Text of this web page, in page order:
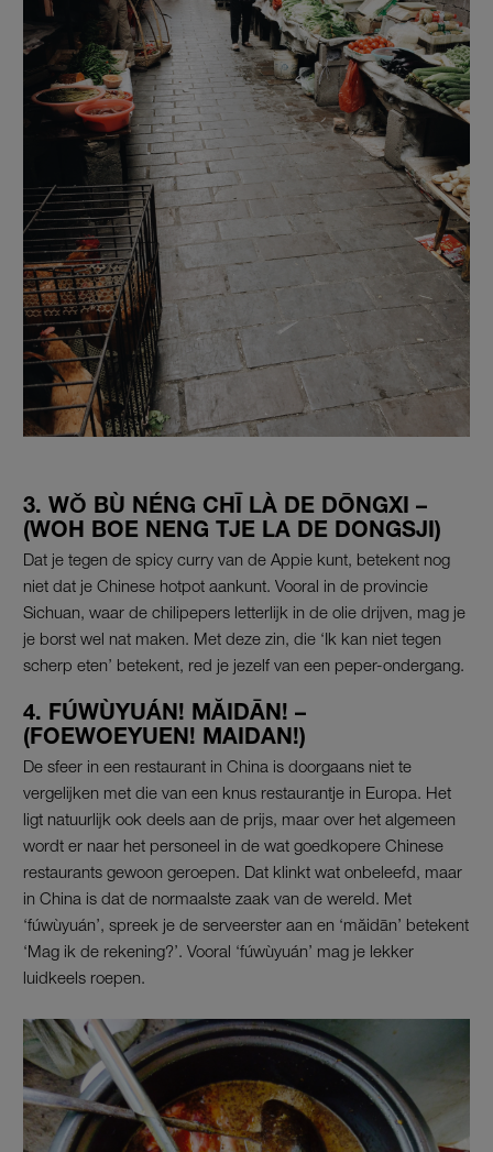
3. WǑ BÙ NÉNG CHĪ LÀ DE DŌNGXI –
(WOH BOE NENG TJE LA DE DONGSJI)
Dat je tegen de spicy curry van de Appie kunt, betekent nog
niet dat je Chinese hotpot aankunt. Vooral in de provincie
Sichuan, waar de chilipepers letterlijk in de olie drijven, mag je
je borst wel nat maken. Met deze zin, die ‘Ik kan niet tegen
scherp eten’ betekent, red je jezelf van een peper-ondergang.
4. FÚWÙYUÁN! MĂIDĀN! –
(FOEWOEYUEN! MAIDAN!)
De sfeer in een restaurant in China is doorgaans niet te
vergelijken met die van een knus restaurantje in Europa. Het
ligt natuurlijk ook deels aan de prijs, maar over het algemeen
wordt er naar het personeel in de wat goedkopere Chinese
restaurants gewoon geroepen. Dat klinkt wat onbeleefd, maar
in China is dat de normaalste zaak van de wereld. Met
‘fúwùyuán’, spreek je de serveerster aan en ‘măidān’ betekent
‘Mag ik de rekening?’. Vooral ‘fúwùyuán’ mag je lekker
luidkeels roepen.